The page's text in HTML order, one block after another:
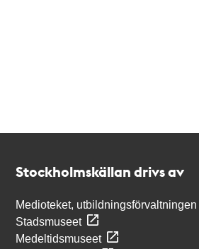
Stockholmskällan drivs av
Medioteket, utbildningsförvaltningen
Stadsmuseet
Medeltidsmuseet